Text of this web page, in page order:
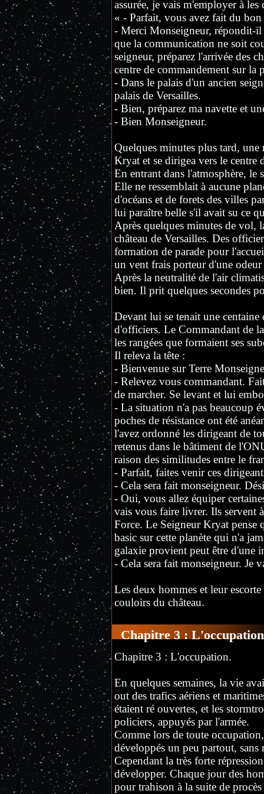
assurée, je vais m'employer à les
« - Parfait, vous avez fait du
- Merci Monseigneur, répondit-il
que la communication ne soit
seigneur, préparez l'arrivée des
centre de commandement sur la
- Dans le palais d'un ancien
palais de Versailles.
- Bien, préparez ma navette et
- Bien Monseigneur.
Quelques minutes plus tard, une
Kryat et se dirigea vers le centre
En entrant dans l'atmosphère, le
Elle ne ressemblait à aucune
d'océans et de forets des villes
lui paraître belle s'il avait su ce
Après quelques minutes de vol,
château de Versailles. Des
formation de parade pour
un vent frais porteur d'une odeur
Après la neutralité de l'air
bien. Il prit quelques secondes
Devant lui se tenait une
d'officiers. Le Commandant de
les rangées que formaient ses
Il releva la tête :
- Bienvenue sur Terre
- Relevez vous commandant.
de marcher. Se levant et lui
- La situation n'a pas beaucoup
poches de résistance ont été
l'avez ordonné les dirigeant de
retenus dans le bâtiment de
raison des similitudes entre le
- Parfait, faites venir ces
- Cela sera fait monseigneur.
- Oui, vous allez équiper
vais vous faire livrer. Ils servent
Force. Le Seigneur Kryat pense
basic sur cette planète qui n'a
galaxie provient peut être d'une
- Cela sera fait monseigneur. Je
Les deux hommes et leur
couloirs du château.
Chapitre 3 :
Chapitre 3 : L'occupation.
En quelques semaines, la vie
out des trafics aériens et
étaient ré ouvertes, et les
policiers, appuyés par l'armée.
Comme lors de toute
développés un peu partout,
Cependant la très forte
développer. Chaque jour des
pour trahison à la suite de